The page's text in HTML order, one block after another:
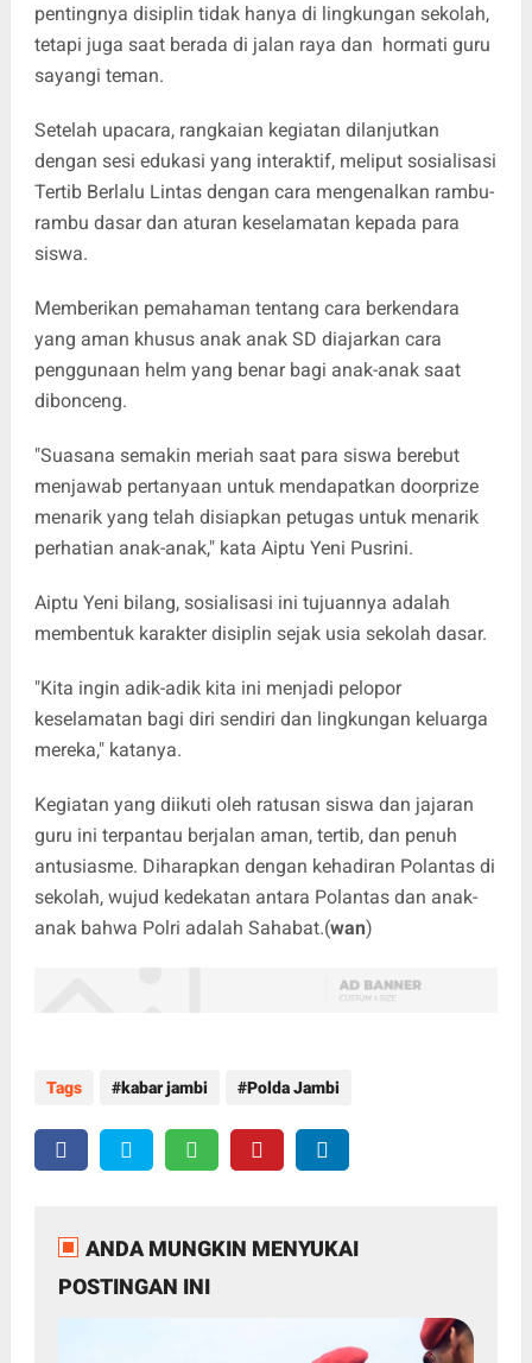
pentingnya disiplin tidak hanya di lingkungan sekolah,
tetapi juga saat berada di jalan raya dan hormati guru
sayangi teman.
​Setelah upacara, rangkaian kegiatan dilanjutkan
dengan sesi edukasi yang interaktif, meliput ​sosialisasi
Tertib Berlalu Lintas dengan cara mengenalkan rambu-
rambu dasar dan aturan keselamatan kepada para
siswa.
​Memberikan pemahaman tentang cara berkendara
yang aman khusus anak anak SD diajarkan cara
penggunaan helm yang benar bagi anak-anak saat
dibonceng.
"Suasana semakin meriah saat para siswa berebut
menjawab pertanyaan untuk mendapatkan doorprize
menarik yang telah disiapkan petugas untuk menarik
perhatian anak-anak," kata Aiptu Yeni Pusrini.
Aiptu Yeni bilang, sosialisasi ini tujuannya adalah
membentuk karakter disiplin sejak usia sekolah dasar.
"Kita ingin adik-adik kita ini menjadi pelopor
keselamatan bagi diri sendiri dan lingkungan keluarga
mereka," katanya.
​Kegiatan yang diikuti oleh ratusan siswa dan jajaran
guru ini terpantau berjalan aman, tertib, dan penuh
antusiasme. Diharapkan dengan kehadiran Polantas di
sekolah, wujud kedekatan antara Polantas dan anak-
anak bahwa Polri adalah Sahabat.(wan)
Tags kabar jambi Polda Jambi
ANDA MUNGKIN MENYUKAI
POSTINGAN INI